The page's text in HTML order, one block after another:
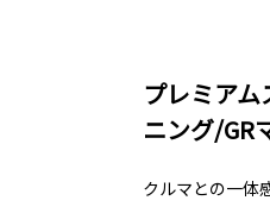
プレミア
ニング/GR
クルマとの一体